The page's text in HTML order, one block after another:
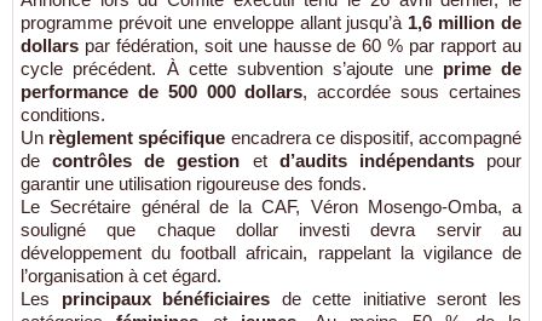
programme prévoit une enveloppe allant jusqu’à 1,6 million de
dollars par fédération, soit une hausse de 60 % par rapport au
cycle précédent. À cette subvention s’ajoute une prime de
performance de 500 000 dollars, accordée sous certaines
conditions.
Un règlement spécifique encadrera ce dispositif, accompagné
decontrôles de gestion et d’audits indépendantspour
garantir une utilisation rigoureuse des fonds.
Le Secrétaire général de la CAF, Véron Mosengo-Omba, a
souligné que chaque dollar investi devra servir au
développement du football africain, rappelant la vigilance de
l’organisation à cet égard.
Les principaux bénéficiaires de cette initiative seront les